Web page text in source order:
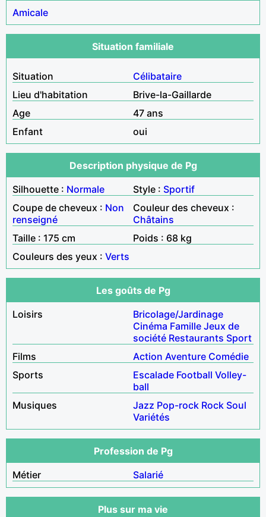
Amicale
Situation familiale
Situation
Célibataire
Lieu d'habitation
Brive-la-Gaillarde
Age
47 ans
Enfant
oui
Description physique de Pg
Silhouette : Normale Style : Sportif
Coupe de cheveux : Non
renseigné
Couleur des cheveux :
Châtains
Taille : 175 cm
Poids : 68 kg
Couleurs des yeux : Verts
Les goûts de Pg
Loisirs
Bricolage/Jardinage
Cinéma Famille Jeux de
société Restaurants Sport
Films
Action Aventure Comédie
Sports
Escalade Football Volley-
ball
Musiques
Jazz Pop-rock Rock Soul
Variétés
Profession de Pg
Métier
Salarié
Plus sur ma vie